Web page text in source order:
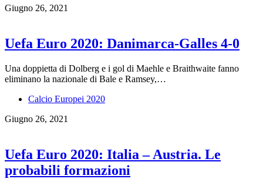
Giugno 26, 2021
Uefa Euro 2020: Danimarca-Galles 4-0
Una doppietta di Dolberg e i gol di Maehle e Braithwaite fanno
eliminano la nazionale di Bale e Ramsey,…
Calcio Europei 2020
Giugno 26, 2021
Uefa Euro 2020: Italia – Austria. Le
probabili formazioni